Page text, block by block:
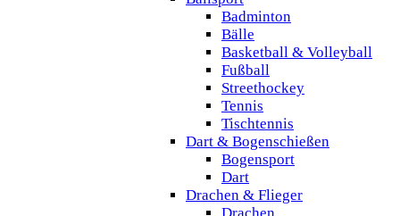
Badminton
Bälle
Basketball & Volleyball
Fußball
Streethockey
Tennis
Tischtennis
Dart & Bogenschießen
Bogensport
Dart
Drachen & Flieger